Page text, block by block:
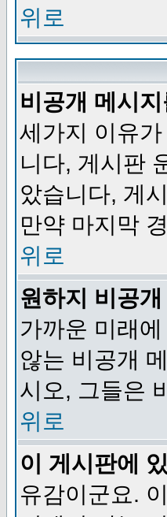
위로
비공개 메시
세가지 이유
니다, 게시판
았습니다, 게
만약 마지막
위로
원하지 비공
가까운 미래
않는 비공개
시오, 그들은
위로
이 게시판에
유감이군요.